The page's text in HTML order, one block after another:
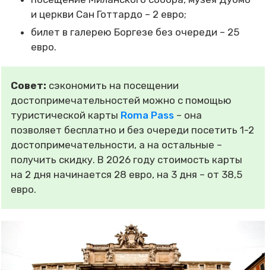
и церкви Сан Готтардо – 2 евро;
билет в галерею Боргезе без очереди – 25
евро.
Совет: сэкономить на посещении
достопримечательностей можно с помощью
туристической карты Roma Pass – она
позволяет бесплатно и без очереди посетить 1-2
достопримечательности, а на остальные –
получить скидку. В 2026 году стоимость карты
на 2 дня начинается 28 евро, на 3 дня – от 38,5
евро.